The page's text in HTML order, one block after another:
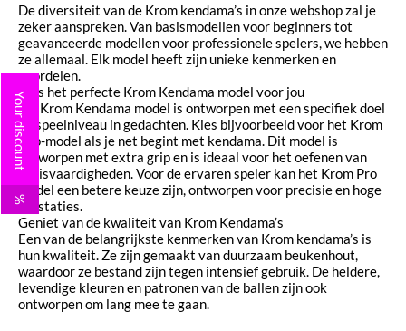
De diversiteit van de Krom kendama’s in onze webshop zal je
zeker aanspreken. Van basismodellen voor beginners tot
geavanceerde modellen voor professionele spelers, we hebben
ze allemaal. Elk model heeft zijn unieke kenmerken en
voordelen.
Kies het perfecte Krom Kendama model voor jou
Elk Krom Kendama model is ontworpen met een specifiek doel
en speelniveau in gedachten. Kies bijvoorbeeld voor het Krom
Pop-model als je net begint met kendama. Dit model is
ontworpen met extra grip en is ideaal voor het oefenen van
basisvaardigheden. Voor de ervaren speler kan het Krom Pro
model een betere keuze zijn, ontworpen voor precisie en hoge
prestaties.
Geniet van de kwaliteit van Krom Kendama’s
Een van de belangrijkste kenmerken van Krom kendama’s is
hun kwaliteit. Ze zijn gemaakt van duurzaam beukenhout,
waardoor ze bestand zijn tegen intensief gebruik. De heldere,
levendige kleuren en patronen van de ballen zijn ook
ontworpen om lang mee te gaan.
Your discount
%